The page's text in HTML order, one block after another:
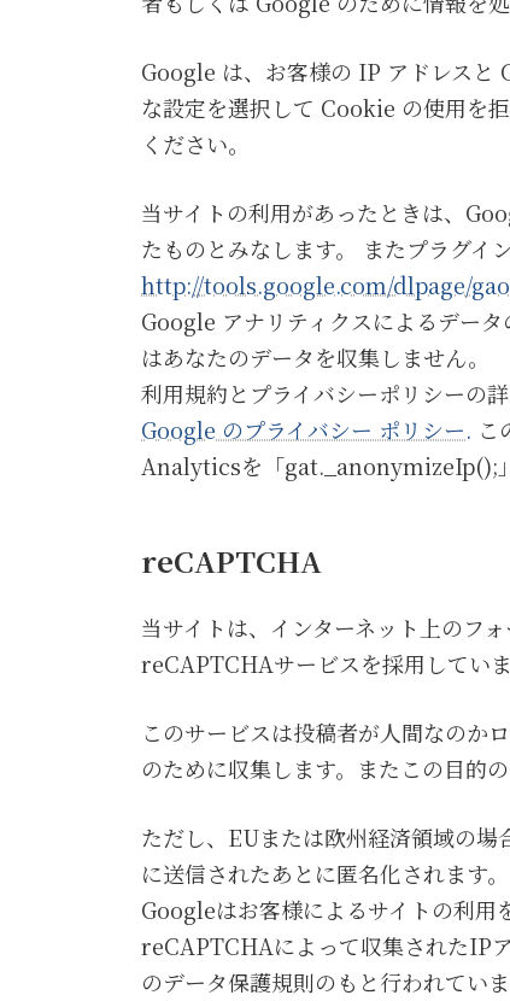
Google は、お客様の IP アドレスと
な設定を選択して Cookie の使用を
ください。
当サイトの利用があったときは、
たものとみなします。 またプラグイ
http://tools.google.com/dlpage/
Google アナリティクスによるデー
はあなたのデータを収集しません。
利用規約とプライバシーポリシーの
Google のプライバシー ポリシー. こ
Analyticsを「gat._anonymizeIp();」
reCAPTCHA
当サイトは、インターネット上のフ
reCAPTCHAサービスを採用していま
このサービスは投稿者が人間なのか
のために収集します。またこの目的
ただし、EUまたは欧州経済領域の
に送信されたあとに匿名化されます。
Googleはお客様によるサイトの利用
reCAPTCHAによって収集されたIP
のデータ保護規則のもと行われてい